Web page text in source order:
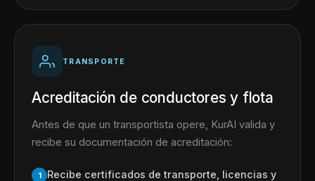
TRANSPORTE
Acreditación de conductores y flota
Antes de que un transportista opere, KurAI valida y
recibe su documentación de acreditación:
1
Recibe certificados de transporte, licencias y